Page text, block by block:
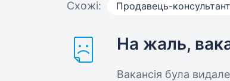
Схожі: Продавець-консультант
На жаль,
Вакансія була